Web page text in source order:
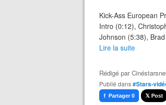
Kick-Ass European
Intro (0:12),
Johnson (5:38),
Lire la suite
Rédigé par
Publié dans#Stars-
f Partager 0 𝕏 Post